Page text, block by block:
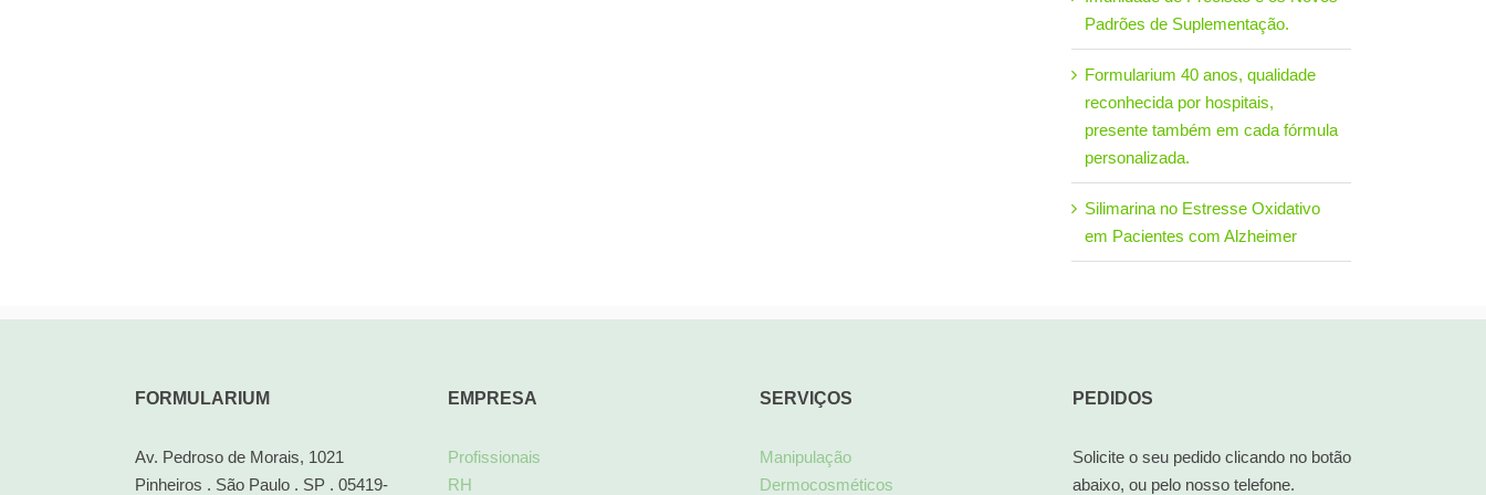
Padrões de Suplementação.
Formularium 40 anos, qualidade
reconhecida por hospitais,
presente também em cada fórmula
personalizada.
Silimarina no Estresse Oxidativo
em Pacientes com Alzheimer
FORMULARIUM
Av. Pedroso de Morais, 1021
Pinheiros . São Paulo . SP . 05419-
EMPRESA
Profissionais
RH
SERVIÇOS
Manipulação
Dermocosméticos
PEDIDOS
Solicite o seu pedido clicando no botão
abaixo, ou pelo nosso telefone.